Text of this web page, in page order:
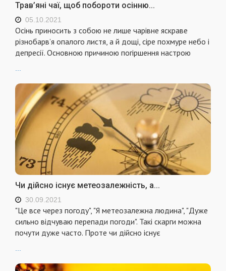
Трав’яні чаї, щоб побороти осінню...
05.10.2021
Осінь приносить з собою не лише чарівне яскраве
різнобарв’я опалого листя, а й дощі, сіре похмуре небо і
депресії. Основною причиною погіршення настрою
...
Чи дійсно існує метеозалежність, а...
30.09.2021
"Це все через погоду", "Я метеозалежна людина", "Дуже
сильно відчуваю перепади погоди". Такі скарги можна
почути дуже часто. Проте чи дійсно існує